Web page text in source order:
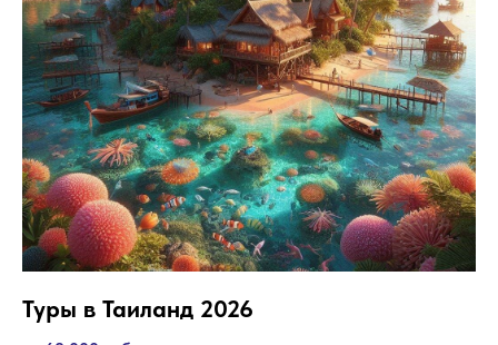
Туры в Таиланд 2026